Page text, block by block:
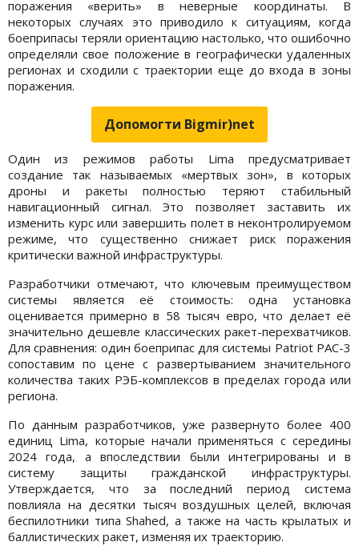
поражения «верить» в неверные координаты. В
некоторых случаях это приводило к ситуациям, когда
боеприпасы теряли ориентацию настолько, что ошибочно
определяли свое положение в географически удаленных
регионах и сходили с траектории еще до входа в зоны
поражения.
Допомогти Bigmir)net
Один из режимов работы Lima предусматривает
создание так называемых «мертвых зон», в которых
дроны и ракеты полностью теряют стабильный
навигационный сигнал. Это позволяет заставить их
изменить курс или завершить полет в неконтролируемом
режиме, что существенно снижает риск поражения
критически важной инфраструктуры.
Разработчики отмечают, что ключевым преимуществом
системы является её стоимость: одна установка
оценивается примерно в 58 тысяч евро, что делает её
значительно дешевле классических ракет-перехватчиков.
Для сравнения: один боеприпас для системы Patriot PAC-3
сопоставим по цене с развертыванием значительного
количества таких РЭБ-комплексов в пределах города или
региона.
По данным разработчиков, уже развернуто более 400
единиц Lima, которые начали применяться с середины
2024 года, а впоследствии были интегрированы и в
систему защиты гражданской инфраструктуры.
Утверждается, что за последний период система
повлияла на десятки тысяч воздушных целей, включая
беспилотники типа Shahed, а также на часть крылатых и
баллистических ракет, изменяя их траекторию.